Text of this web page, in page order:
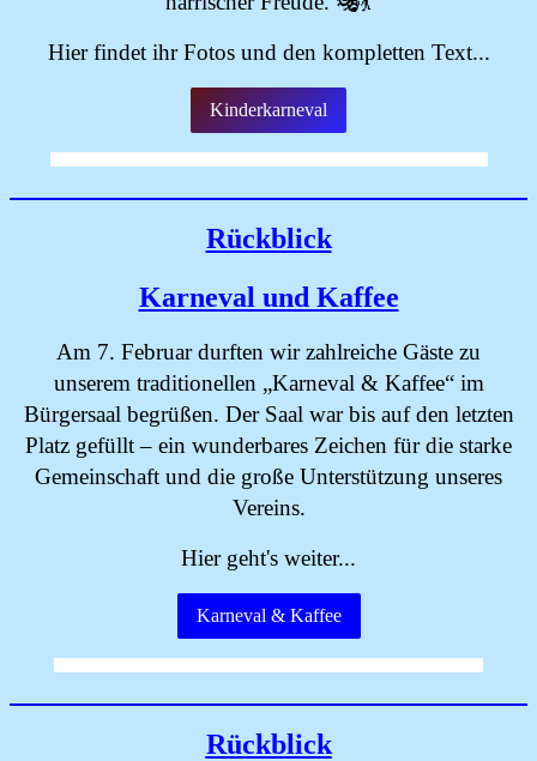
Hier findet ihr Fotos und den kompletten Text...
Kinderkarneval
Rückblick
Karneval und Kaffee
Am 7. Februar durften wir zahlreiche Gäste zu
unserem traditionellen „Karneval & Kaffee“ im
Bürgersaal begrüßen. Der Saal war bis auf den letzten
Platz gefüllt – ein wunderbares Zeichen für die starke
Gemeinschaft und die große Unterstützung unseres
Vereins.
Hier geht's weiter...
Karneval & Kaffee
Rückblick